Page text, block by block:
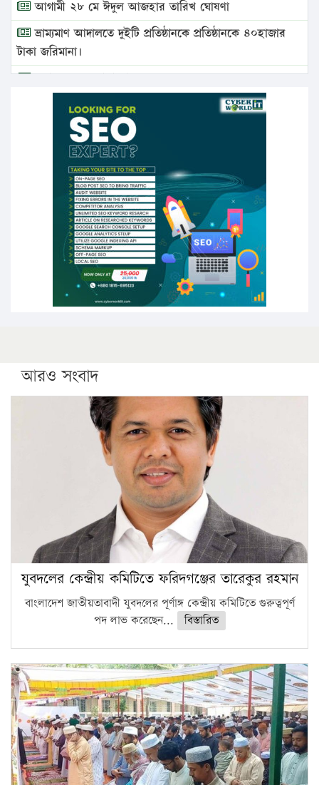
আগামী ২৮ মে ঈদুল আজহার তারিখ ঘোষণা
ভ্রাম্যমাণ আদালতে দুইটি প্রতিষ্ঠানকে প্রতিষ্ঠানকে ৪০হাজার
টাকা জরিমানা।
এবার লঞ্চের ভাড়া বাড়ল
১৭ থেকে ২১ শতাংশ বিদ্যুতের দাম বাড়ানোর প্রস্তাব পিডিবির
১৬ মে চাঁদপুর ও ২৫ মে ফেনী সফরে যাবেন প্রধানমন্ত্রী
উচ্চশিক্ষায় গৌরবময় অর্জন: পূর্ণ স্কলারশিপে যুক্তরাষ্ট্রে
পিএইচডি করছেন কুয়েটের কৃতি…
সারা দেশে বজ্রাঘাতে ১৪ জনের প্রাণহানি
কঠোর হচ্ছে এসএসসি ও এইচএসসি পরীক্ষা
ফরিদগঞ্জে আগুনে পুড়লো ৬ ব্যবসা প্রতিষ্ঠান
আরও সংবাদ
যুবদলের কেন্দ্রীয় কমিটিতে ফরিদগঞ্জের তারেকুর রহমান
বাংলাদেশ জাতীয়তাবাদী যুবদলের পূর্ণাঙ্গ কেন্দ্রীয় কমিটিতে গুরুত্বপূর্ণ
পদ লাভ করেছেন...
বিস্তারিত